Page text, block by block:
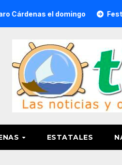
el domingo Festeja
ESTATALES